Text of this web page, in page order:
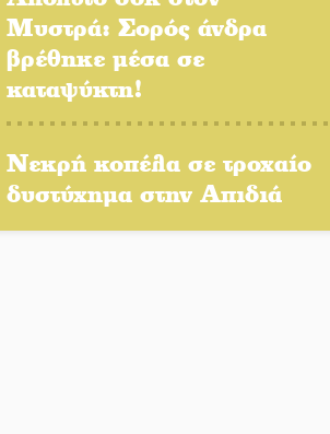
Πολιτισμός και παράδοση
δίνουν ραντεβού στην
Η Σοχά ετοιμάζεται για ένα
δυναμικό καλοκαιρινό party
Μυστρά: Σορός άνδρα
βρέθηκε μέσα σε
καταψύκτη!
Νεκρή κοπέλα σε τροχαίο
δυστύχημα στην Απιδιά